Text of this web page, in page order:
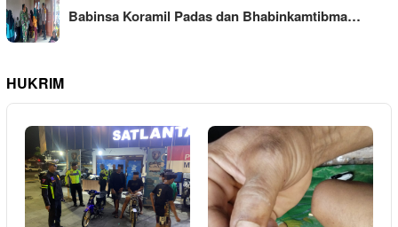
Babinsa Koramil Padas dan Bhabinkamtibma…
HUKRIM